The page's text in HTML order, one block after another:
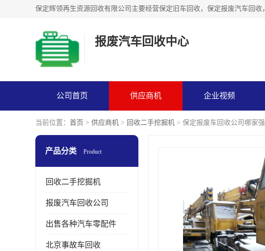
报废汽车回收中心
公司首页 供应商机 企业视频
当前位置： 首页 > 供应商机 > 回收二手挖掘机 > 保定报废车回收公司哪家强
产品分类 Product
回收二手挖掘机
报废汽车回收公司
出售各种汽车零配件
北京事故车回收